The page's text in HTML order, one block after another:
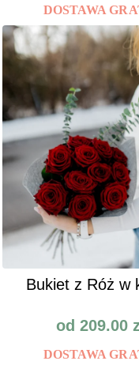
DOSTAWA
Bukiet z Róż w
od 209.00
DOSTAWA